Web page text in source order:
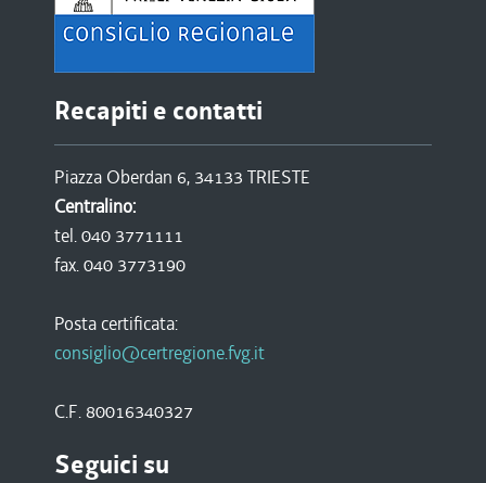
Recapiti e contatti
Piazza Oberdan 6, 34133 TRIESTE
Centralino:
tel. 040 3771111
fax. 040 3773190
Posta certificata:
consiglio@certregione.fvg.it
C.F. 80016340327
Seguici su